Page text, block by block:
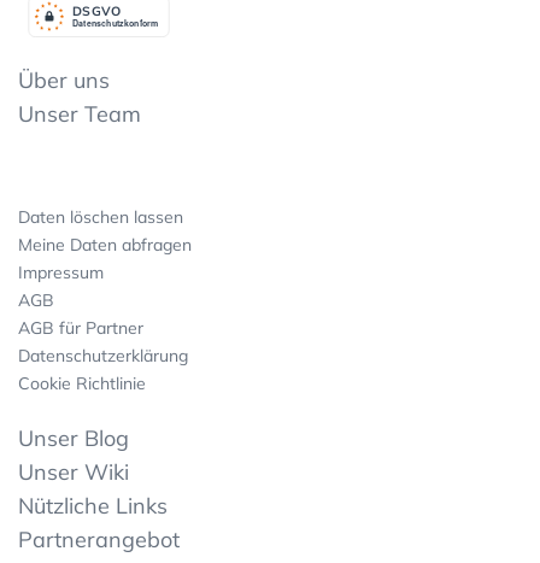
Datenschutzkonform
DSGVO
Über uns
Unser Team
Daten löschen lassen
Meine Daten abfragen
Impressum
AGB
AGB für Partner
Datenschutzerklärung
Cookie Richtlinie
Unser Blog
Unser Wiki
Nützliche Links
Partnerangebot